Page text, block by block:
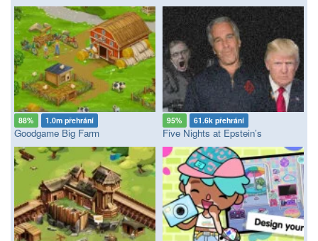
88% 1.0m přehrání
Goodgame Big Farm
95% 61.6k přehrání
Five Nights at Epstein’s